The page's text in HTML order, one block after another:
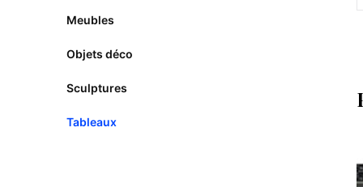
Meubles
Objets déco
Sculptures
Tableaux